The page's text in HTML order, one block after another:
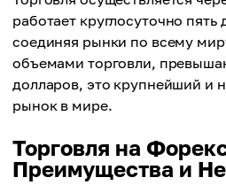
работает круглосуточно пять
соединяя рынки по всему
объемами торговли,
долларов, это крупнейший и
рынок в мире.
Торговля на
Преимущества и